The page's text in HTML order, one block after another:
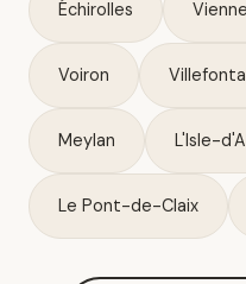
Échirolles Vienne
Voiron
Meylan L'Isle-
Le Pont-de-Claix